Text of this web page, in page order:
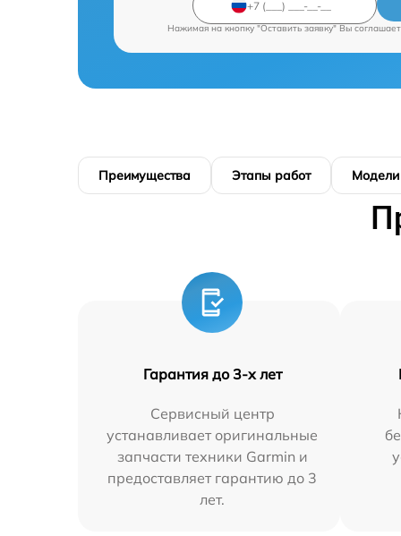
Нажимая на кнопку "Оставить заявку" Вы
Преимущества Этапы работ Модели
Гарантия до 3-х лет
Сервисный центр
устанавливает оригинальные
запчасти техники Garmin и
предоставляет гарантию до 3
лет.